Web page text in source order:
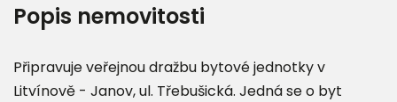
Popis nemovitosti
Připravuje veřejnou dražbu bytové jednotky v
Litvínově - Janov, ul. Třebušická. Jedná se o byt